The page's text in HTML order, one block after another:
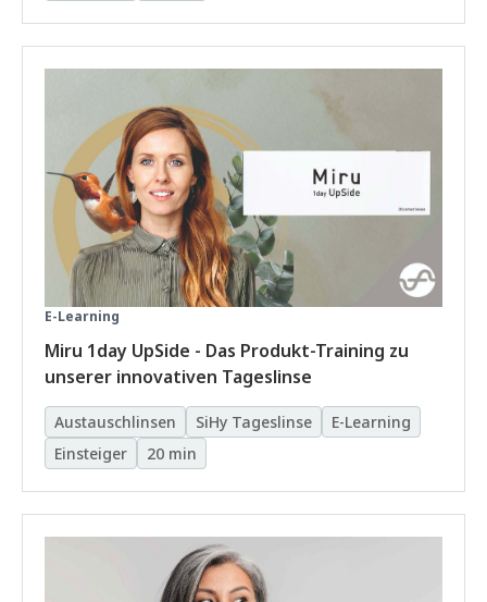
E-Learning
Miru 1day UpSide - Das Produkt-Training zu
unserer innovativen Tageslinse
Austauschlinsen SiHy Tageslinse
E-Learning
Einsteiger
20 min